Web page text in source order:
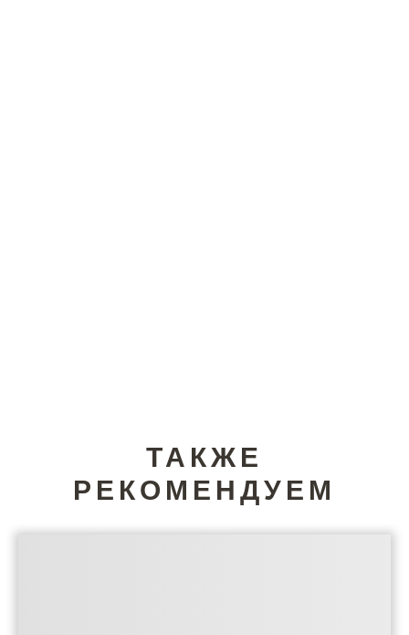
ТАКЖЕ
РЕКОМЕНДУЕМ